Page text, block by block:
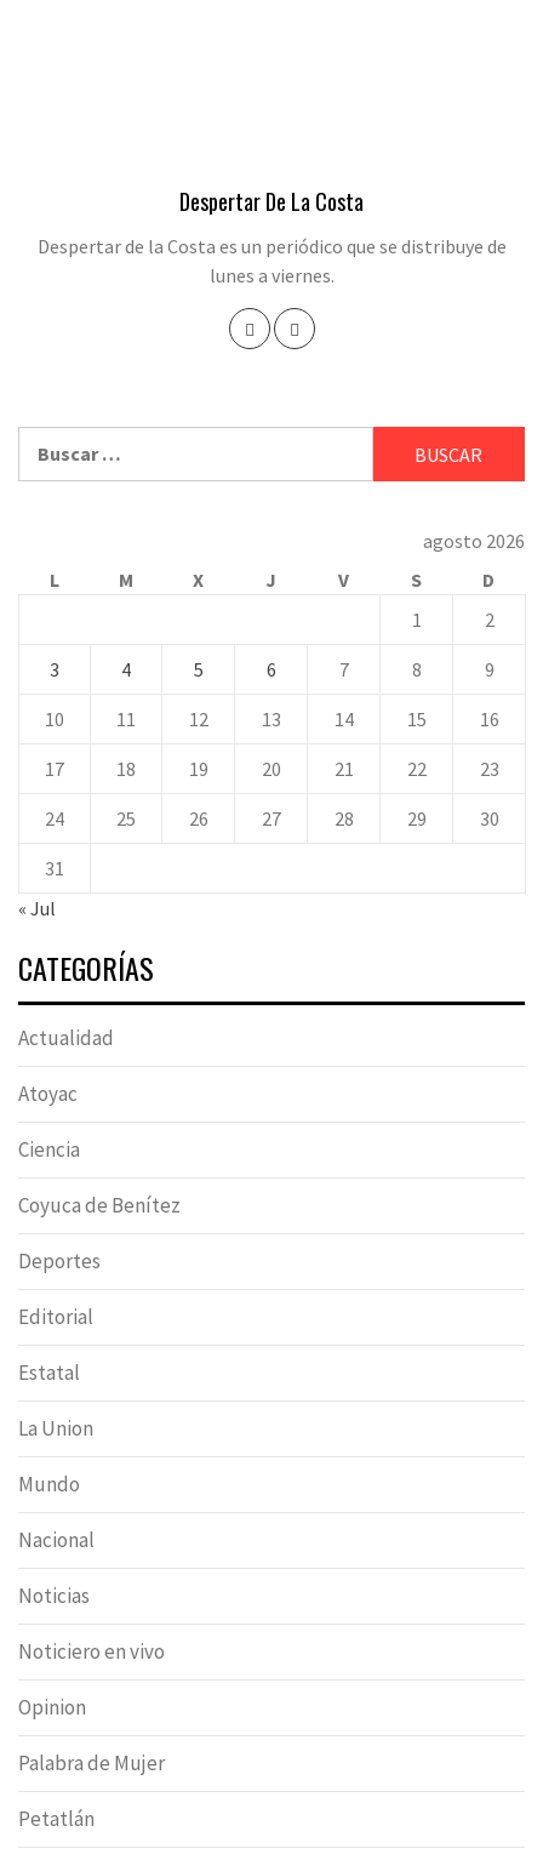
Despertar De La Costa
Despertar de la Costa es un periódico que se distribuye de
lunes a viernes.
agosto 2026
L
M X J V S
D
1
2
3 4 5 6 7 8 9
10 11 12 13 14 15 16
17 18 19 20 21 22 23
24 25 26 27 28 29 30
31
« Jul
CATEGORÍAS
Actualidad
Atoyac
Ciencia
Coyuca de Benítez
Deportes
Editorial
Estatal
La Union
Mundo
Nacional
Noticias
Noticiero en vivo
Opinion
Palabra de Mujer
Petatlán